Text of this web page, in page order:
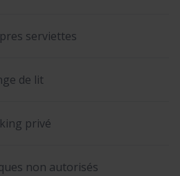
serviettes
de lit
privé
non autorisés